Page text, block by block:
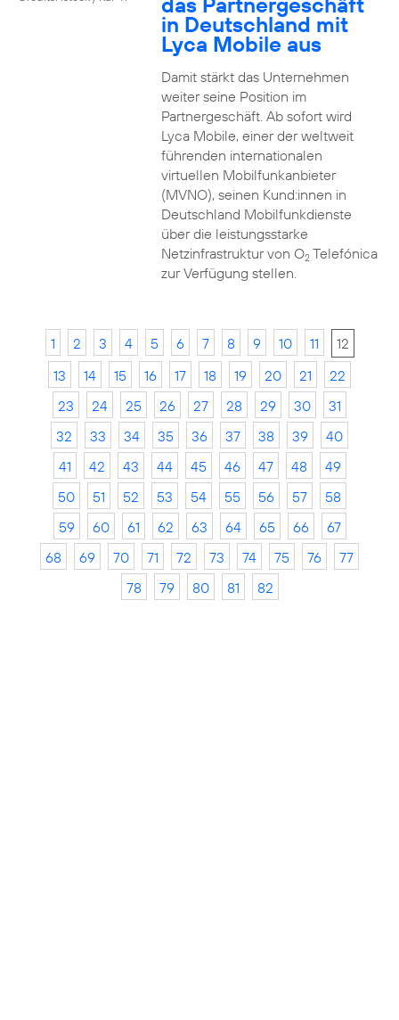
in Deutschland mit
Lyca Mobile aus
Damit stärkt das Unternehmen
weiter seine Position im
Partnergeschäft. Ab sofort wird
Lyca Mobile, einer der weltweit
führenden internationalen
virtuellen Mobilfunkanbieter
(MVNO), seinen Kund:innen in
Deutschland Mobilfunkdienste
über die leistungsstarke
Netzinfrastruktur von O2Telefónica
zur Verfügung stellen.
1 2 3 4 5 6 7 8 9 10 11
12
13
14 15 16 17 18 19 20 21
22
23
24 25 26 27 28 29 30
31
32
33 34 35 36 37 38 39
40
41
42 43 44 45 46 47 48
49
50
51 52 53 54 55 56 57
58
59
60 61 62 63 64 65 66
67
68
69 70 71 72 73 74 75 76
77
78
79 80 81 82